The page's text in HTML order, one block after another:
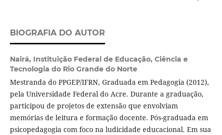
BIOGRAFIA DO AUTOR
Nairá, Instituição Federal de Educação, Ciência e
Tecnologia do Rio Grande do Norte
Mestranda do PPGEP/IFRN, Graduada em Pedagogia (2012),
pela Universidade Federal do Acre. Durante a graduação,
participou de projetos de extensão que envolviam
memórias de leitura e formação docente. Pós-graduada em
psicopedagogia com foco na ludicidade educacional. Em sua